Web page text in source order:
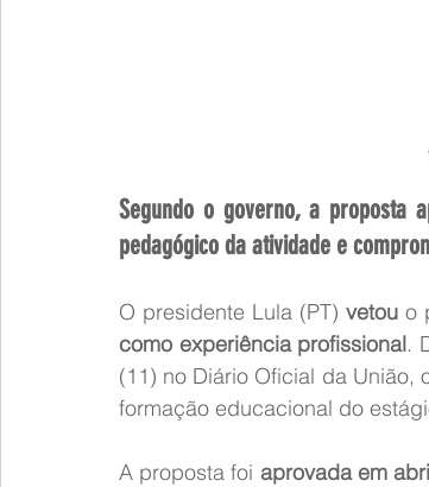
Segundo o governo, a proposta
pedagógico da atividade e
O presidente Lula (PT) vetou o
como experiência profissional.
(11) no Diário Oficial da
formação educacional do
A proposta foi aprovada em